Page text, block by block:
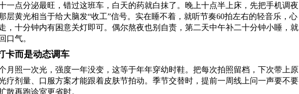
一点分泌最旺，错过这班车，白天的药就白抹了。晚上十点半上床，先把手机调夜
层黄光相当于给大脑发“收工”信号。实在睡不着，就听节奏60拍左右的轻音乐，心
，十分钟内有困意关灯即可。偶尔熬夜也别自责，第二天中午补二十分钟小睡，就
口气。
卡而是动态调车
月照一次光，强度一年没变，这等于年年穿幼时鞋。把每次拍照留档，下次带上原
疗剂量、口服方案才能跟着皮肤节拍动。季节交替时，提前一周线上问一声要不要
散再跑诊室更省时。